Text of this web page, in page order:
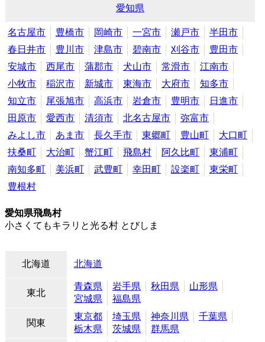
愛知県
名古屋市 豊橋市 岡崎市 一宮市 瀬戸市
半田市
春日井市
豊川市 津島市 碧南市 刈谷市
豊田市
安城市
西尾市 蒲郡市 犬山市 常滑市
江南市
小牧市
稲沢市 新城市 東海市 大府市
知多市
知立市
尾張旭市 高浜市 岩倉市 豊明市
日進市
田原市
愛西市 清須市 北名古屋市
弥富市
みよし市
あま市 長久手市 東郷町 豊山町
大口町
扶桑町
大治町 蟹江町 飛島村 阿久比町
東浦町
南知多町
美浜町 武豊町 幸田町 設楽町
東栄町
豊根村
愛知県飛島村
小さくてもキラリと光る村 とびしま
北海道 北海道
東北
青森県 岩手県 秋田県
山形県
宮城県
福島県
関東
東京都 埼玉県 神奈川県
千葉県
栃木県
茨城県
群馬県